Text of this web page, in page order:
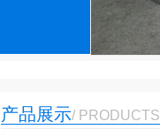
产品展示/ PRODUCTS